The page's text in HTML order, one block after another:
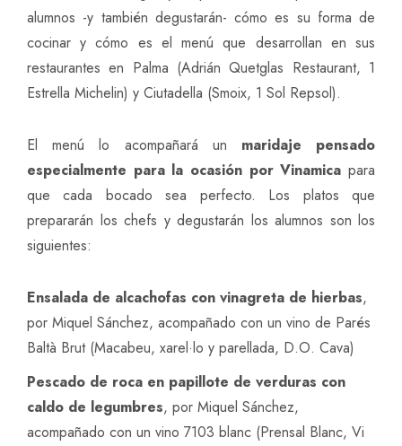
alumnos -y también degustarán- cómo es su forma de
cocinar y cómo es el menú que desarrollan en sus
restaurantes en Palma (Adrián Quetglas Restaurant, 1
Estrella Michelin) y Ciutadella (Smoix, 1 Sol Repsol).
El menú lo acompañará un maridaje pensado
especialmente para la ocasión por Vinamica para
que cada bocado sea perfecto. Los platos que
prepararán los chefs y degustarán los alumnos son los
siguientes:
Ensalada de alcachofas con vinagreta de hierbas,
por Miquel Sánchez, acompañado con un vino de Parés
Baltà Brut (Macabeu, xarel·lo y parellada, D.O. Cava)
Pescado de roca en papillote de verduras con
caldo de legumbres, por Miquel Sánchez,
acompañado con un vino 7103 blanc (Prensal Blanc, Vi